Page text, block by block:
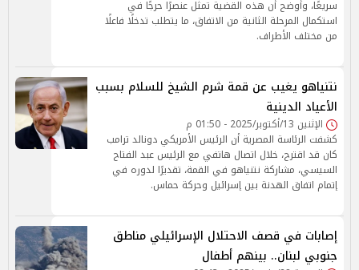
سريعًا، وأوضح أن هذه القضية تمثل عنصرًا حرجًا في
استكمال المرحلة الثانية من الاتفاق، ما يتطلب تدخلًا فاعلًا
من مختلف الأطراف.
نتنياهو يغيب عن قمة شرم الشيخ للسلام بسبب
الأعياد الدينية
الإثنين 13/أكتوبر/2025 - 01:50 م
كشفت الرئاسة المصرية أن الرئيس الأمريكي دونالد ترامب
كان قد اقترح، خلال اتصال هاتفي مع الرئيس عبد الفتاح
السيسي، مشاركة نتنياهو في القمة، تقديرًا لدوره في
إتمام اتفاق الهدنة بين إسرائيل وحركة حماس.
إصابات في قصف الاحتلال الإسرائيلي مناطق
جنوبي لبنان.. بينهم أطفال